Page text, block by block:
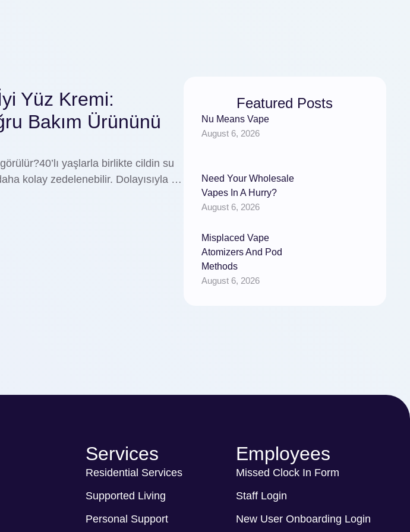
Yüz Kremi:
Bakım Ürününü
yaşlarla birlikte cildin su
kolay zedelenebilir. Dolayısıyla …
Featured Posts
Nu Means Vape
August 6, 2026
Need Your Wholesale
Vapes In A Hurry?
August 6, 2026
Misplaced Vape
Atomizers And Pod
Methods
August 6, 2026
Services
Residential Services
Supported Living
Personal Support
Employees
Missed Clock In Form
Staff Login
New User Onboarding Login